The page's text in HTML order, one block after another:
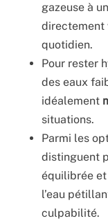
gazeuse à
directement
quotidien.
Pour rester
des eaux
idéalement
situations.
Parmi les
distinguent
équilibrée
l’eau
culpabilité.